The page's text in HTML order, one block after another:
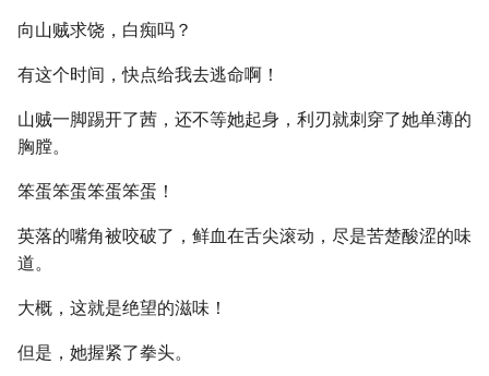
向山贼求饶，白痴吗？
有这个时间，快点给我去逃命啊！
山贼一脚踢开了茜，还不等她起身，利刃就刺穿了她单薄的
胸膛。
笨蛋笨蛋笨蛋笨蛋！
英落的嘴角被咬破了，鲜血在舌尖滚动，尽是苦楚酸涩的味
道。
大概，这就是绝望的滋味！
但是，她握紧了拳头。